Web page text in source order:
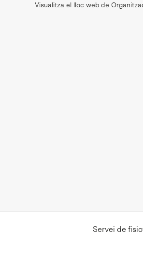
Visualitza el lloc web de
Servei de